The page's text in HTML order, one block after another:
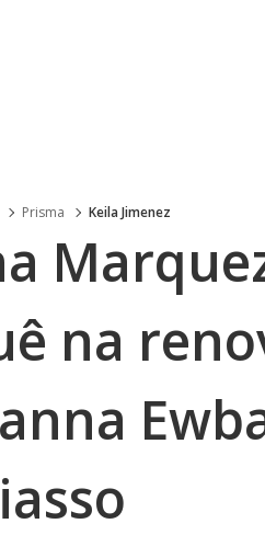
Prisma Keila Jimenez
na